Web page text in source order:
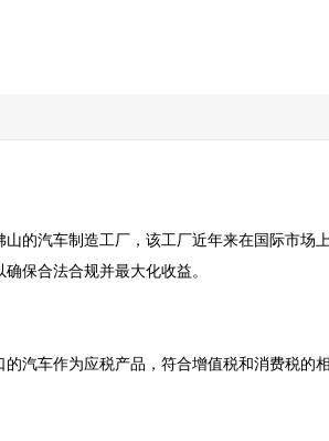
的汽车制造工厂，该工厂近年来在国际市
保合法合规并最大化收益。
汽车作为应税产品，符合增值税和消费税